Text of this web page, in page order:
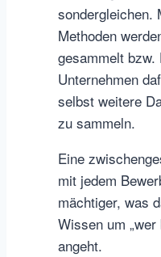
sondergleichen.
Methoden
gesammelt bzw.
Unternehmen
selbst weitere
zu sammeln.
Eine
mit jedem
mächtiger, was
Wissen um
angeht.